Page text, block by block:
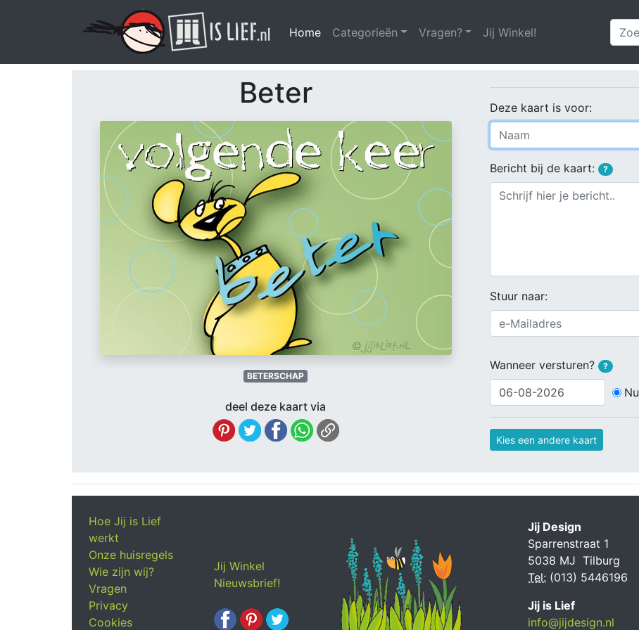
Home (huidige)
Categorieën Vragen? Jij Winkel!
Beter
BETERSCHAP
deel deze kaart via
Deze kaart is voor:
Bericht bij de kaart: ?
Stuur naar:
Wanneer versturen?
?
Nu
Kies een andere kaart
Hoe Jij is Lief
werkt
Onze huisregels
Wie zijn wij?
Vragen
Privacy
Cookies
Jij Winkel
Nieuwsbrief!
Jij Design
Sparrenstraat 1
5038 MJ Tilburg
Tel: (013) 5446196
Jij is Lief
info@jijdesign.nl